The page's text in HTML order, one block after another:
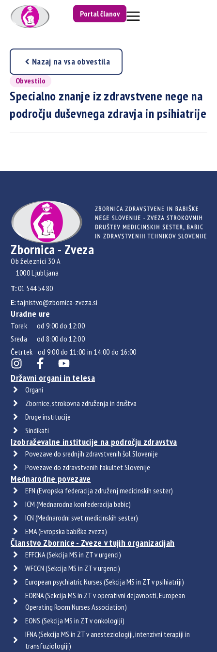
Portal članov
Nazaj na vsa obvestila
Obvestilo
Specialno znanje iz zdravstvene nege na
področju duševnega zdravja in psihiatrije
Zbornica - Zveza
Ob železnici 30 A
1000 Ljubljana
T:01 544 54 80
E: tajnistvo@zbornica-zveza.si
Uradne ure
Torek od 9:00 do 12:00
Sreda od 8:00 do 12:00
Četrtek od 9:00 do 11:00 in 14:00 do 16:00
Državni organi in telesa
Organi
Zbornice, strokovna združenja in društva
Druge institucije
Sindikati
Izobraževalne institucije na področju zdravstva
Povezave do srednjih zdravstvenih šol Slovenije
Povezave do zdravstvenih fakultet Slovenije
Mednarodne povezave
EFN (Evropska federacija združenj medicinskih sester)
ICM (Mednarodna konfederacija babic)
ICN (Mednarodni svet medicinskih sester)
EMA (Evropska babiška zveza)
Članstvo Zbornice - Zveze v tujih organizacijah
EFFCNA (Sekcija MS in ZT v urgenci)
WFCCN (Sekcija MS in ZT v urgenci)
European psychiatric Nurses (Sekcija MS in ZT v psihiatriji)
EORNA (Sekcija MS in ZT v operativni dejavnosti, European
Operating Room Nurses Association)
EONS (Sekcija MS in ZT v onkologiji)
IFNA (Sekcija MS in ZT v anesteziologiji, intenzivni terapiji in
transfuziologiji)